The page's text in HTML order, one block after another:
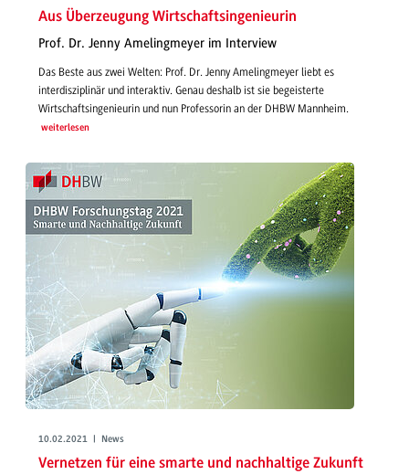
Aus Überzeugung Wirtschaftsingenieurin
Prof. Dr. Jenny Amelingmeyer im Interview
Das Beste aus zwei Welten: Prof. Dr. Jenny Amelingmeyer liebt es
interdisziplinär und interaktiv. Genau deshalb ist sie begeisterte
Wirtschaftsingenieurin und nun Professorin an der DHBW Mannheim.
weiterlesen
10.02.2021 | News
Vernetzen für eine smarte und nachhaltige Zukunft